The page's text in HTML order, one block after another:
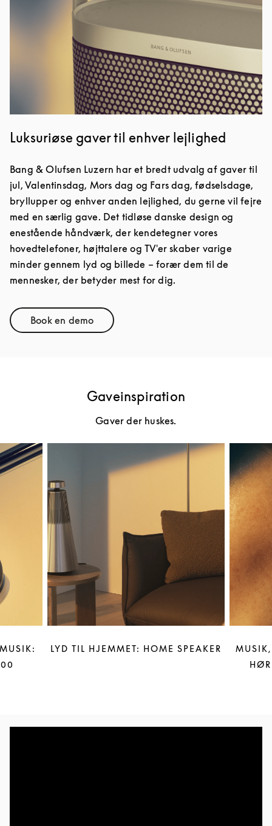
Luksuriøse gaver til enhver lejlighed
Bang & Olufsen Luzern har et bredt udvalg af gaver til
jul, Valentinsdag, Mors dag og Fars dag, fødselsdage,
bryllupper og enhver anden lejlighed, du gerne vil fejre
med en særlig gave. Det tidløse danske design og
enestående håndværk, der kendetegner vores
hovedtelefoner, højttalere og TV'er skaber varige
minder gennem lyd og billede – forær dem til de
mennesker, der betyder mest for dig.
Book en demoLink Opens in New Tab
Gaveinspiration
Gaver der huskes.
LYD TIL HJEMMET: HOME SPEAKER